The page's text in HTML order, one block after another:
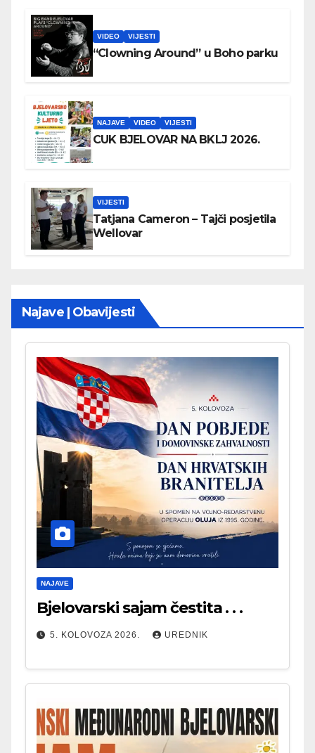
VIDEO VIJESTI
“Clowning Around” u Boho parku
NAJAVE VIDEO VIJESTI
CUK BJELOVAR NA BKLJ 2026.
VIJESTI
Tatjana Cameron – Tajči posjetila
Wellovar
Najave | Obavijesti
NAJAVE
Bjelovarski sajam čestita . . .
5. KOLOVOZA 2026. UREDNIK